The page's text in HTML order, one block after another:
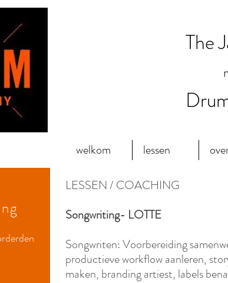
The
welkom lessen
LESSEN / COACHING
Songwriting- LOTTE
Songwriten: Voorbereiding
productieve workflow aanleren,
maken, branding artiest, labels